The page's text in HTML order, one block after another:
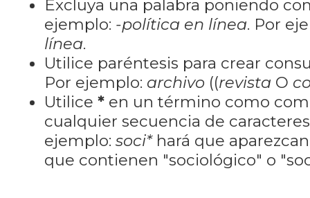
Excluya una palabra poniendo
ejemplo: -política en línea. Por
línea.
Utilice paréntesis para crear
Por ejemplo: archivo ((revista O
Utilice *en un término como
cualquier secuencia de
ejemplo: soci*hará que
que contienen "sociológico" o